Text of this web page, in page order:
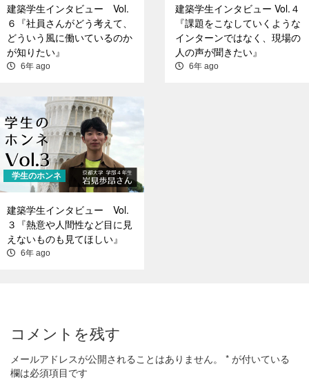
建築学生インタビュー Vol.
６『社員さんがどう考えて、
どういう風に働いているのか
が知りたい』
6年 ago
建築学生インタビュー Vol.４
『課題をこなしていくような
インターンではなく、現場の
人の声が聞きたい』
6年 ago
学生のホンネ
建築学生インタビュー Vol.
３『熱意や人間性など目に見
えないものも見てほしい』
6年 ago
コメントを残す
メールアドレスが公開されることはありません。 * が付いている
欄は必須項目です